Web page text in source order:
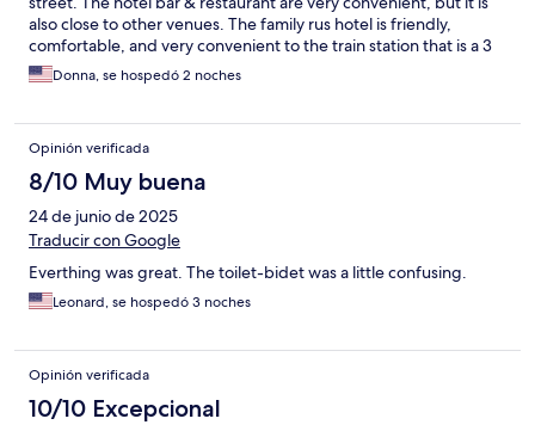
also close to other venues. The family rus hotel is friendly,
comfortable, and very convenient to the train station that is a 3
minute walk away.
Donna, se hospedó 2 noches
Opinión verificada
8/10 Muy buena
24 de junio de 2025
Traducir con Google
Everthing was great. The toilet-bidet was a little confusing.
Leonard, se hospedó 3 noches
Opinión verificada
10/10 Excepcional